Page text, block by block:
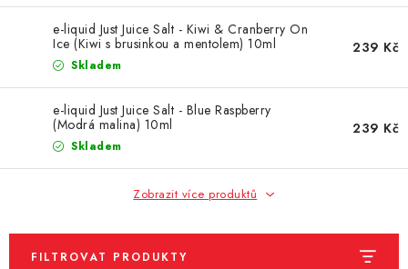
e-liquid Just Juice Salt - Kiwi & Cranberry On
Ice (Kiwi s brusinkou a mentolem) 10ml
Skladem
239 Kč
e-liquid Just Juice Salt - Blue Raspberry
(Modrá malina) 10ml
Skladem
239 Kč
Zobrazit více produktů
FILTROVAT PRODUKTY